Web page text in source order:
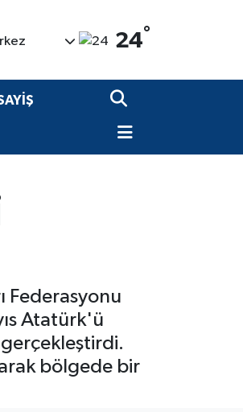
24°
Federasyonu
Atatürk'ü
gerçekleştirdi.
bölgede bir